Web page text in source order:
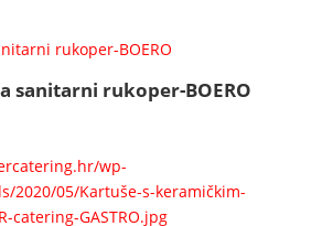
sanitarni rukoper-BOERO